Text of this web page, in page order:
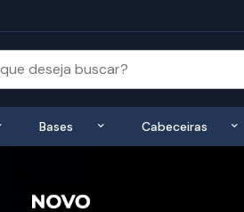
Exibir submenu de Colchões
Bases Exibir submenu de Bases
Cabeceiras